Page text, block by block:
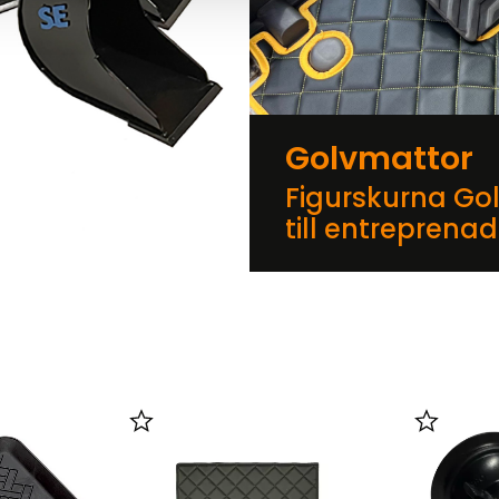
Golvmattor
Figurskurna
till
Lägg till i favoriter Lägg till